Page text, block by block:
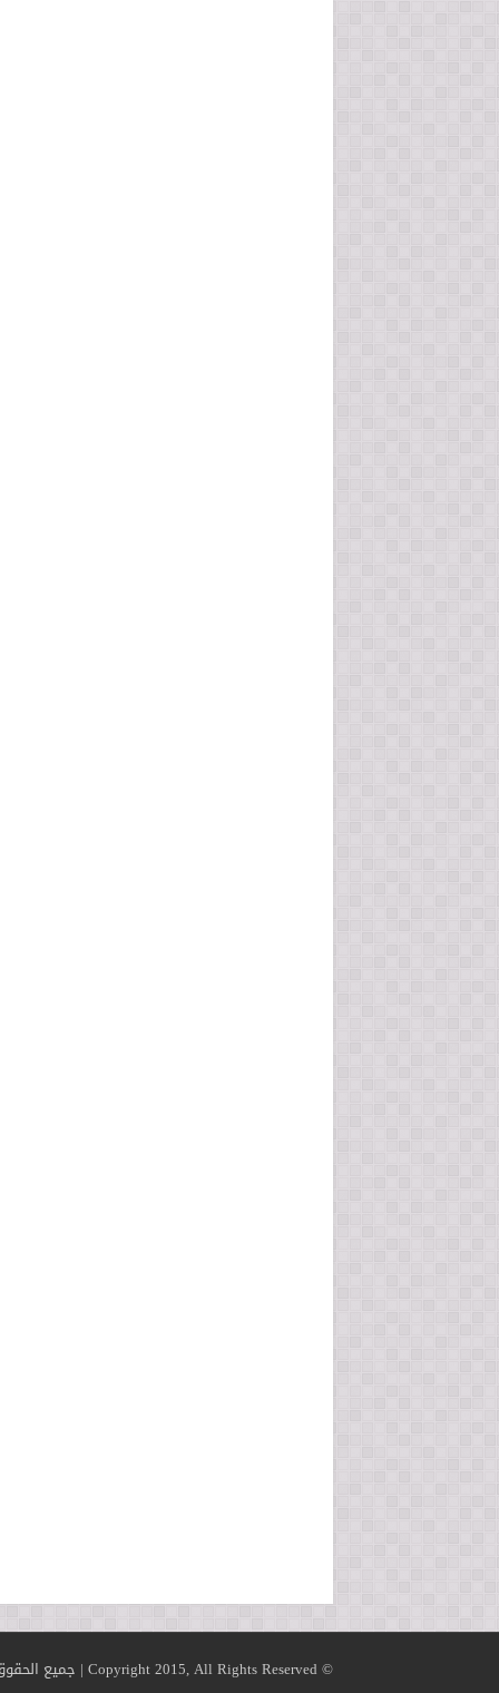
© Copyright 2015, All Rights Reserved | جميع الحقوق محفوظة لموقع رائدات الهدى